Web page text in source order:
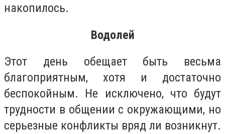
накопилось.
Водолей
Этот день обещает быть весьма
благоприятным, хотя и достаточно
беспокойным. Не исключено, что будут
трудности в общении с окружающими, но
серьезные конфликты вряд ли возникнут.